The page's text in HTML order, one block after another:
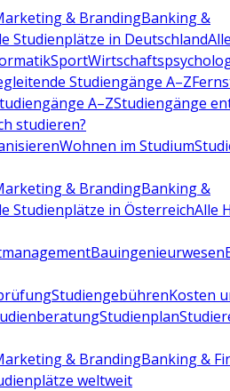
& BrandingBanking &
Studienplätze in Deutschland
Sport
Studiengänge A–Z
A–ZStudiengänge
studieren?
Wohnen im Studium
& BrandingBanking &
Studienplätze in ÖsterreichAlle
Bauingenieurwesen
StudiengebührenKosten
Studienplan
& BrandingBanking &
weltweit